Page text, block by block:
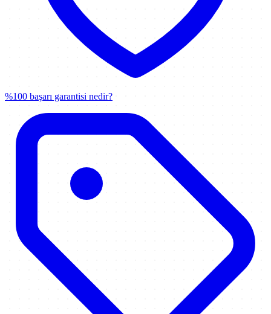
%100 başarı garantisi nedir?